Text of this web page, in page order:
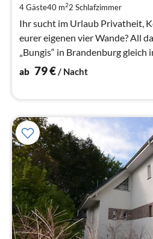
4 Gäste40 m22 Schlafzimmer
Ihr sucht im Urlaub Privatheit,
eurer eigenen vier Wande? All
„Bungis“ in Brandenburg gleich
Ausfuhrung.
ab 79€ / Nacht